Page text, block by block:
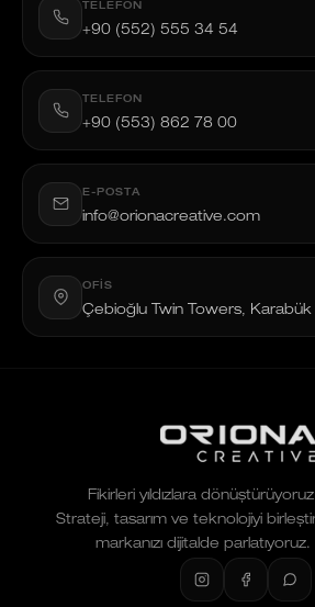
TELEFON
+90 (552) 555 34 54
TELEFON
+90 (553) 862 78 00
E-POSTA
info@orionacreative.com
OFIS
Çebioğlu Twin Towers, Karabük
Fikirleri yıldızlara
Strateji, tasarım ve teknolojiyi
markanızı dijitalde parlatıyoruz.